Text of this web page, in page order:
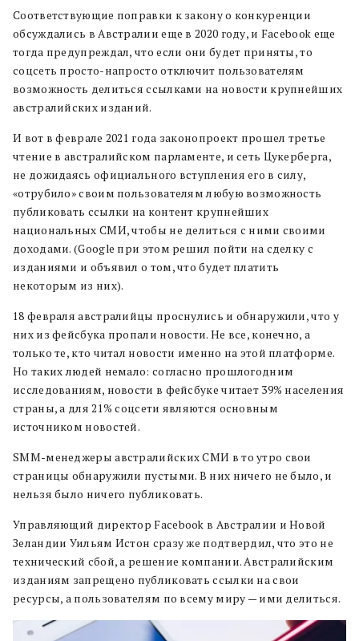
Соответствующие поправки к закону о конкуренции
обсуждались в Австралии еще в 2020 году, и Facebook еще
тогда предупреждал, что если они будет приняты, то
соцсеть просто-напросто отключит пользователям
возможность делиться ссылками на новости крупнейших
австралийских изданий.
И вот в феврале 2021 года законопроект прошел третье
чтение в австралийском парламенте, и сеть Цукерберга,
не дожидаясь официального вступления его в силу,
«отрубило» своим пользователям любую возможность
публиковать ссылки на контент крупнейших
национальных СМИ, чтобы не делиться с ними своими
доходами. (Google при этом решил пойти на сделку с
изданиями и объявил о том, что будет платить
некоторым из них).
18 февраля австралийцы проснулись и обнаружили, что у
них из фейсбука пропали новости. Не все, конечно, а
только те, кто читал новости именно на этой платформе.
Но таких людей немало: согласно прошлогодним
исследованиям, новости в фейсбуке читает 39% населения
страны, а для 21% соцсети являются основным
источником новостей.
SMM-менеджеры австралийских СМИ в то утро свои
страницы обнаружили пустыми. В них ничего не было, и
нельзя было ничего публиковать.
Управляющий директор Facebook в Австралии и Новой
Зеландии Уильям Истон сразу же подтвердил, что это не
технический сбой, а решение компании. Австралийским
изданиям запрещено публиковать ссылки на свои
ресурсы, а пользователям по всему миру — ими делиться.